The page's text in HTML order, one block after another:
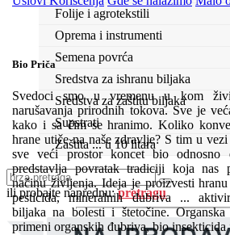
Bio Priča
Svedoci smo u vremenu u kom
narušavanja prirodnih tokova. Sve je
kako i sa čim se hranimo. Koliko
hrane utiče na naše zdravlje? S tim u
sve veći prostor koncet bio odnosno
predstavlja povratak tradiciji koja nas
načinu življenja. Ideja je proizvesti
pesticida, mineralnih đubriva ...
biljaka na bolesti i štetočine.
primeni organskih đubriva, bio
Folije i agrotekstili
Oprema i instrumenti
Semena povrća
Sredstva za ishranu biljaka
Sredstva za zaštitu biljaka
Supstrati
Zaštita ... u 10 litara
ili probajte naprednu:pretragu